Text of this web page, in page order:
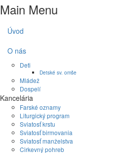
Main Menu
Úvod
O nás
Deti
Detské sv. omše
Mládež
Dospelí
Kancelária
Farské oznamy
Liturgický program
Sviatosť krstu
Sviatosť birmovania
Sviatosť manželstva
Cirkevný pohreb